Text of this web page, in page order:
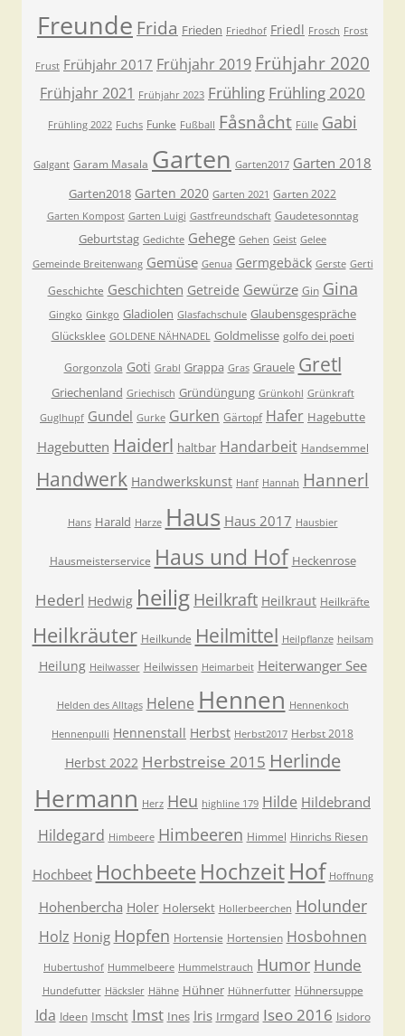
Freunde Frida Frieden Friedhof Friedl Frosch Frost
Frust Frühjahr 2017 Frühjahr 2019 Frühjahr 2020
Frühjahr 2021 Frühjahr 2023 Frühling Frühling 2020
Frühling 2022 Fuchs Funke Fußball Fåsnåcht Fülle Gabi
Galgant Garam Masala Garten Garten2017 Garten 2018
Garten2018 Garten 2020 Garten 2021 Garten 2022
Garten Kompost Garten Luigi Gastfreundschaft Gaudetesonntag
Geburtstag Gedichte Gehege Gehen Geist Gelee
Gemeinde Breitenwang Gemüse Genua Germgebäck Gerste Gerti
Geschichte Geschichten Getreide Gewürze Gin Gina
Gingko Ginkgo Gladiolen Glasfachschule Glaubensgespräche
Glücksklee GOLDENE NÄHNADEL Goldmelisse golfo dei poeti
Gorgonzola Goti Grabl Grappa Gras Grauele Gretl
Griechenland Griechisch Gründüngung Grünkohl Grünkraft
Guglhupf Gundel Gurke Gurken Gärtopf Hafer Hagebutte
Hagebutten Haiderl haltbar Handarbeit Handsemmel
Handwerk Handwerkskunst Hanf Hannah Hannerl
Hans Harald Harze Haus Haus 2017 Hausbier
Hausmeisterservice Haus und Hof Heckenrose
Hederl Hedwig heilig Heilkraft Heilkraut Heilkräfte
Heilkräuter Heilkunde Heilmittel Heilpflanze heilsam
Heilung Heilwasser Heilwissen Heimarbeit Heiterwanger See
Helden des Alltags Helene Hennen Hennenkoch
Hennenpulli Hennenstall Herbst Herbst2017 Herbst 2018
Herbst 2022 Herbstreise 2015 Herlinde
Hermann Herz Heu highline 179 Hilde Hildebrand
Hildegard Himbeere Himbeeren Himmel Hinrichs Riesen
Hochbeet Hochbeete Hochzeit Hof Hoffnung
Hohenbercha Holer Holersekt Hollerbeerchen Holunder
Holz Honig Hopfen Hortensie Hortensien Hosbohnen
Hubertushof Hummelbeere Hummelstrauch Humor Hunde
Hundefutter Häcksler Hähne Hühner Hühnerfutter Hühnersuppe
Ida Ideen Imscht Imst Ines Iris Irmgard Iseo 2016 Isidoro